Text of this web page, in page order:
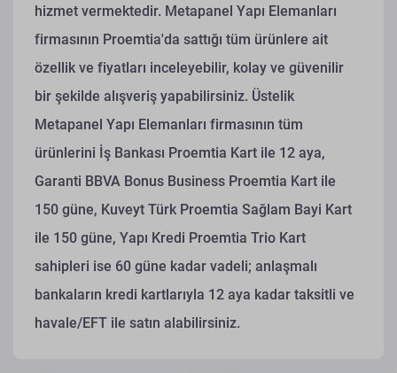
hizmet vermektedir. Metapanel Yapı Elemanları
firmasının Proemtia'da sattığı tüm ürünlere ait
özellik ve fiyatları inceleyebilir, kolay ve güvenilir
bir şekilde alışveriş yapabilirsiniz. Üstelik
Metapanel Yapı Elemanları firmasının tüm
ürünlerini İş Bankası Proemtia Kart ile 12 aya,
Garanti BBVA Bonus Business Proemtia Kart ile
150 güne, Kuveyt Türk Proemtia Sağlam Bayi Kart
ile 150 güne, Yapı Kredi Proemtia Trio Kart
sahipleri ise 60 güne kadar vadeli; anlaşmalı
bankaların kredi kartlarıyla 12 aya kadar taksitli ve
havale/EFT ile satın alabilirsiniz.